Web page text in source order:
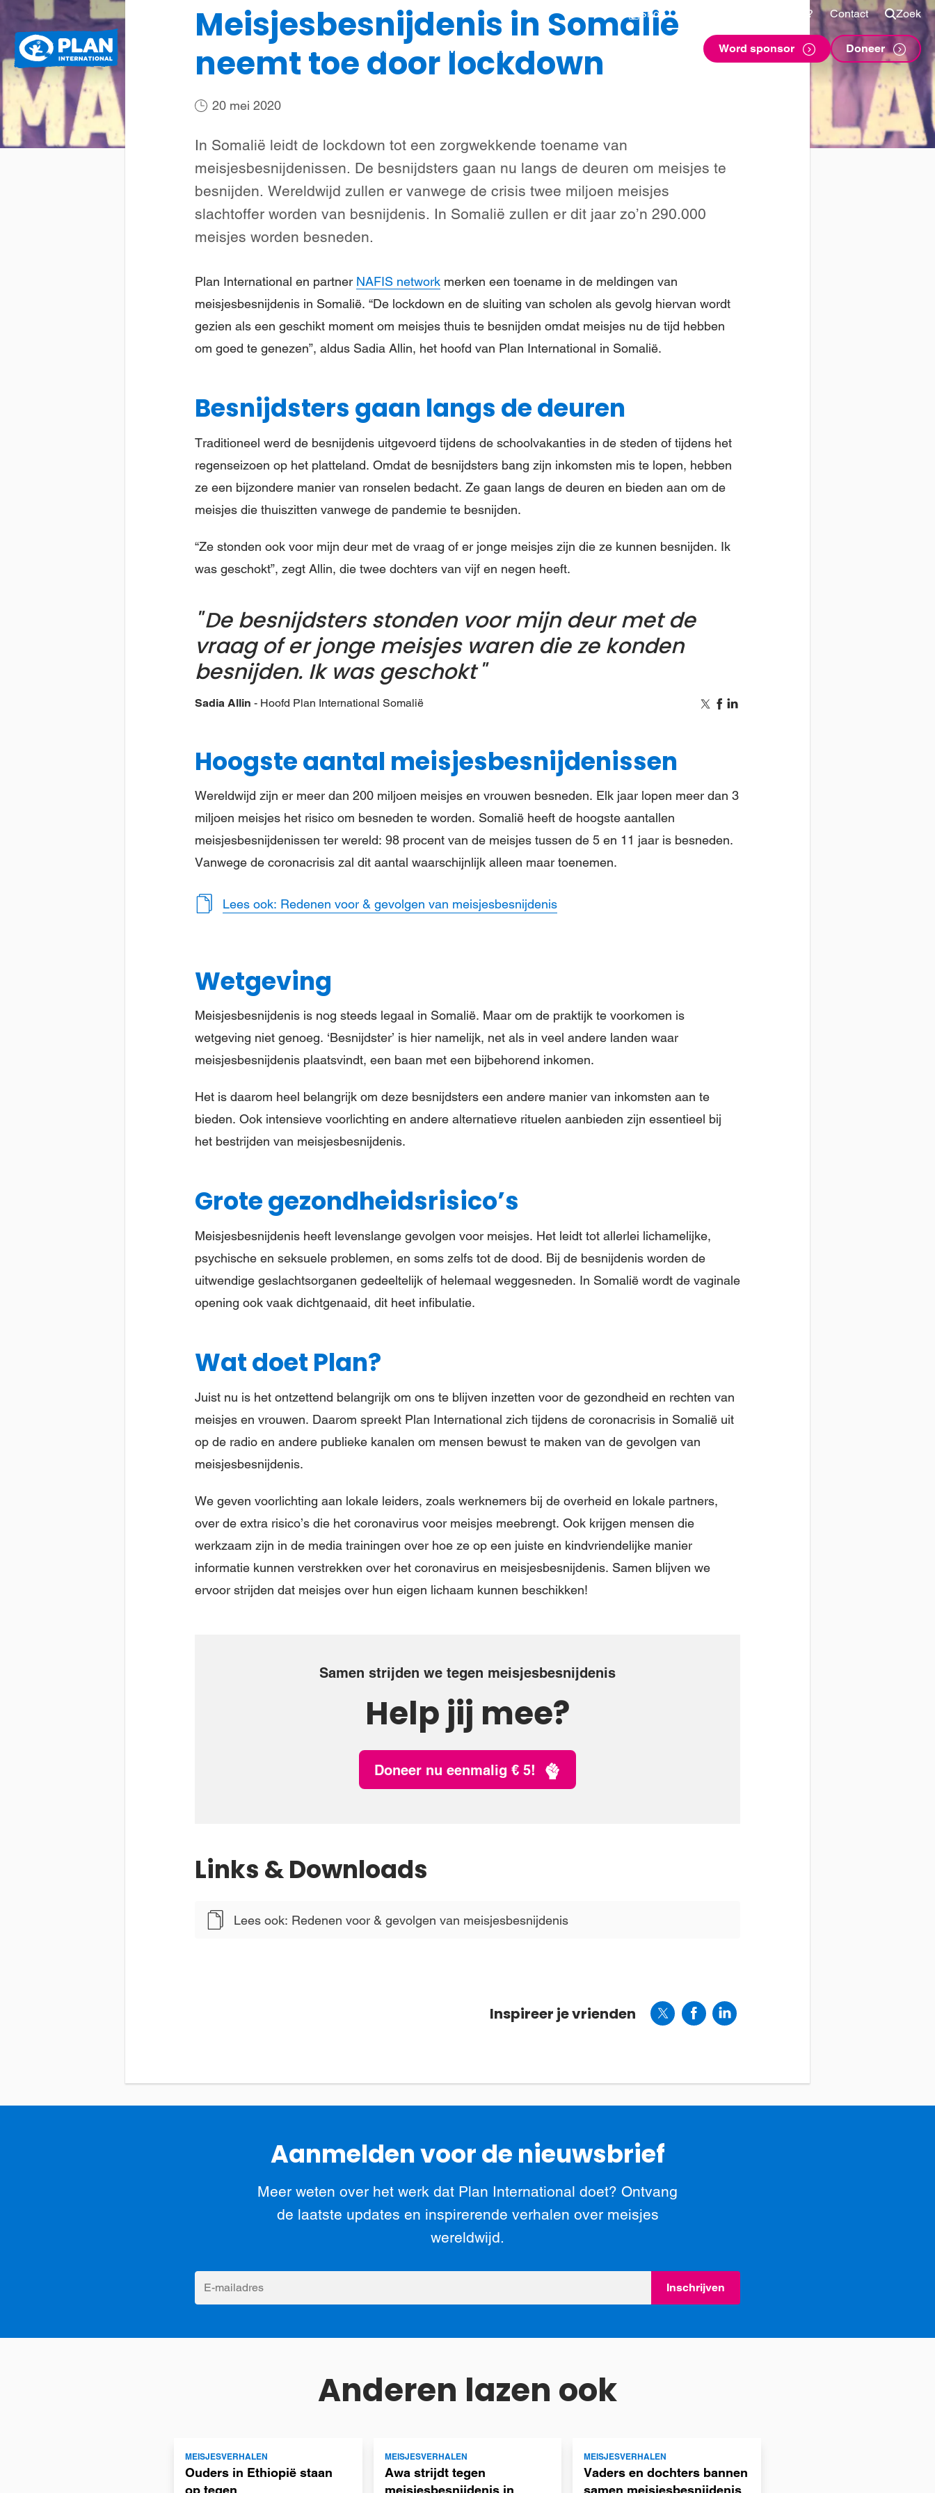
Shop Vragen? Contact Zoek
Wat we doen Steun meisjes Nieuws & verhalen Word sponsor Doneer
Meisjesbesnijdenis in Somalië
neemt toe door lockdown
20 mei 2020
In Somalië leidt de lockdown tot een zorgwekkende toename van
meisjesbesnijdenissen. De besnijdsters gaan nu langs de deuren om meisjes te
besnijden. Wereldwijd zullen er vanwege de crisis twee miljoen meisjes
slachtoffer worden van besnijdenis. In Somalië zullen er dit jaar zo’n 290.000
meisjes worden besneden.
Plan International en partner NAFIS network merken een toename in de meldingen van
meisjesbesnijdenis in Somalië. “De lockdown en de sluiting van scholen als gevolg hiervan wordt
gezien als een geschikt moment om meisjes thuis te besnijden omdat meisjes nu de tijd hebben
om goed te genezen”, aldus Sadia Allin, het hoofd van Plan International in Somalië.
Besnijdsters gaan langs de deuren
Traditioneel werd de besnijdenis uitgevoerd tijdens de schoolvakanties in de steden of tijdens het
regenseizoen op het platteland. Omdat de besnijdsters bang zijn inkomsten mis te lopen, hebben
ze een bijzondere manier van ronselen bedacht. Ze gaan langs de deuren en bieden aan om de
meisjes die thuiszitten vanwege de pandemie te besnijden.
“Ze stonden ook voor mijn deur met de vraag of er jonge meisjes zijn die ze kunnen besnijden. Ik
was geschokt”, zegt Allin, die twee dochters van vijf en negen heeft.
De besnijdsters stonden voor mijn deur met de
vraag of er jonge meisjes waren die ze konden
besnijden. Ik was geschokt
Sadia Allin Hoofd Plan International Somalië
Hoogste aantal meisjesbesnijdenissen
Wereldwijd zijn er meer dan 200 miljoen meisjes en vrouwen besneden. Elk jaar lopen meer dan 3
miljoen meisjes het risico om besneden te worden. Somalië heeft de hoogste aantallen
meisjesbesnijdenissen ter wereld: 98 procent van de meisjes tussen de 5 en 11 jaar is besneden.
Vanwege de coronacrisis zal dit aantal waarschijnlijk alleen maar toenemen.
Lees ook: Redenen voor & gevolgen van meisjesbesnijdenis
Wetgeving
Meisjesbesnijdenis is nog steeds legaal in Somalië. Maar om de praktijk te voorkomen is
wetgeving niet genoeg. ‘Besnijdster’ is hier namelijk, net als in veel andere landen waar
meisjesbesnijdenis plaatsvindt, een baan met een bijbehorend inkomen.
Het is daarom heel belangrijk om deze besnijdsters een andere manier van inkomsten aan te
bieden. Ook intensieve voorlichting en andere alternatieve rituelen aanbieden zijn essentieel bij
het bestrijden van meisjesbesnijdenis.
Grote gezondheidsrisico’s
Meisjesbesnijdenis heeft levenslange gevolgen voor meisjes. Het leidt tot allerlei lichamelijke,
psychische en seksuele problemen, en soms zelfs tot de dood. Bij de besnijdenis worden de
uitwendige geslachtsorganen gedeeltelijk of helemaal weggesneden. In Somalië wordt de vaginale
opening ook vaak dichtgenaaid, dit heet infibulatie.
Wat doet Plan?
Juist nu is het ontzettend belangrijk om ons te blijven inzetten voor de gezondheid en rechten van
meisjes en vrouwen. Daarom spreekt Plan International zich tijdens de coronacrisis in Somalië uit
op de radio en andere publieke kanalen om mensen bewust te maken van de gevolgen van
meisjesbesnijdenis.
We geven voorlichting aan lokale leiders, zoals werknemers bij de overheid en lokale partners,
over de extra risico’s die het coronavirus voor meisjes meebrengt. Ook krijgen mensen die
werkzaam zijn in de media trainingen over hoe ze op een juiste en kindvriendelijke manier
informatie kunnen verstrekken over het coronavirus en meisjesbesnijdenis. Samen blijven we
ervoor strijden dat meisjes over hun eigen lichaam kunnen beschikken!
Samen strijden we tegen meisjesbesnijdenis
Help jij mee?
Doneer nu eenmalig € 5!
Links & Downloads
Lees ook: Redenen voor & gevolgen van meisjesbesnijdenis
Inspireer je vrienden
Aanmelden voor de nieuwsbrief
Meer weten over het werk dat Plan International doet? Ontvang
de laatste updates en inspirerende verhalen over meisjes
wereldwijd.
E-
mailadres
Inschrijven
Anderen lazen ook
MEISJESVERHALEN
Ouders in Ethiopië staan
op tegen
meer
MEISJESVERHALEN
Awa strijdt tegen
meisjesbesnijdenis in
meer
MEISJESVERHALEN
Vaders en dochters bannen
samen meisjesbesnijdenis
meer